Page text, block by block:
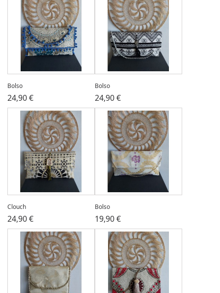
Bolso
24,90 €
Bolso
24,90 €
Clouch
24,90 €
Bolso
19,90 €